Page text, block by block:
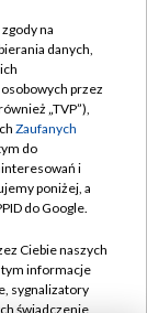
na
danych,
przez
„TVP”),
Zaufanych
do
i
poniżej, a
do Google.
Ciebie naszych
tym informacje
sygnalizatory
świadczenie